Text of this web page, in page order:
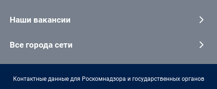
Наши вакансии
Все города сети
Контактные данные для Роскомнадзора и государственных органов